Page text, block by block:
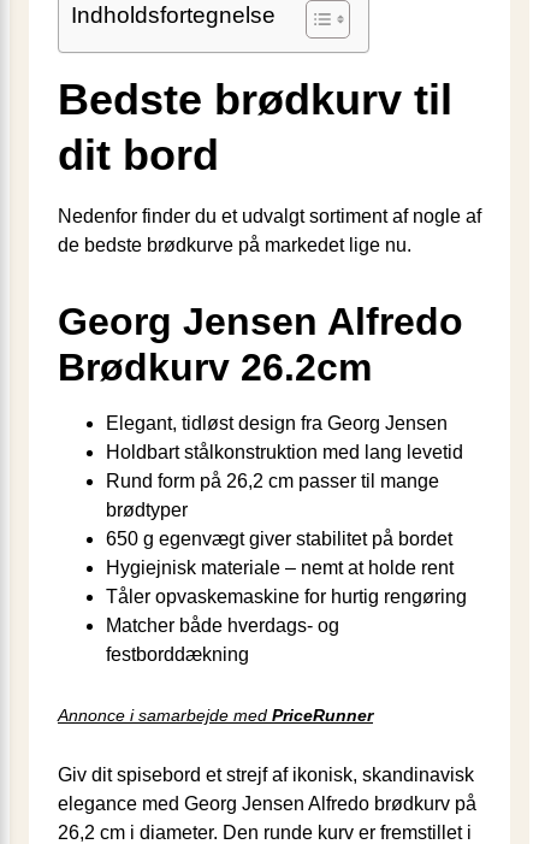
Indholdsfortegnelse
Bedste brødkurv til
dit bord
Nedenfor finder du et udvalgt sortiment af nogle af
de bedste brødkurve på markedet lige nu.
Georg Jensen Alfredo
Brødkurv 26.2cm
Elegant, tidløst design fra Georg Jensen
Holdbart stålkonstruktion med lang levetid
Rund form på 26,2 cm passer til mange
brødtyper
650 g egenvægt giver stabilitet på bordet
Hygiejnisk materiale – nemt at holde rent
Tåler opvaskemaskine for hurtig rengøring
Matcher både hverdags- og
festborddækning
Annonce i samarbejde med PriceRunner
Giv dit spisebord et strejf af ikonisk, skandinavisk
elegance med Georg Jensen Alfredo brødkurv på
26,2 cm i diameter. Den runde kurv er fremstillet i